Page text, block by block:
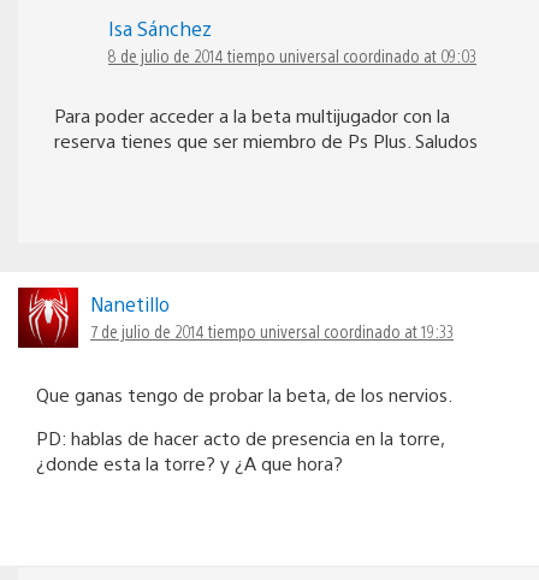
Isa Sánchez
8 de julio de 2014 tiempo universal coordinado at 09:03
Para poder acceder a la beta multijugador con la
reserva tienes que ser miembro de Ps Plus. Saludos
Nanetillo
7 de julio de 2014 tiempo universal coordinado at 19:33
Que ganas tengo de probar la beta, de los nervios.
PD: hablas de hacer acto de presencia en la torre,
¿donde esta la torre? y ¿A que hora?